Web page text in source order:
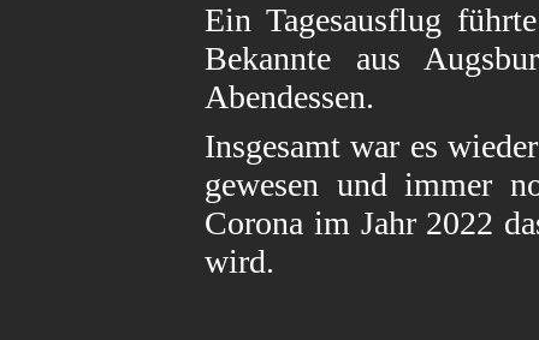
Ein Tagesausflug
Bekannte aus
Abendessen.
Insgesamt war es
gewesen und immer
Corona im Jahr 2022
wird.